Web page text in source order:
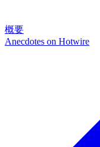
概要
Anecdotes on Hotwire